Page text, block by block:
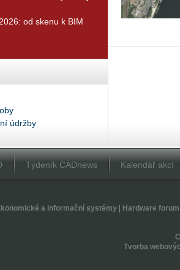
od skenu k BIM
údržby
Týdeník CADnews Kalendář akcí
a informační systémy| Hardware forum
Tvorba